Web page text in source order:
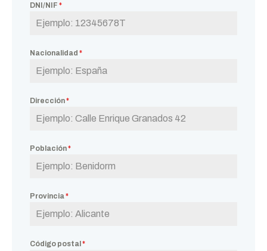
DNI/NIF *
Nacionalidad *
Dirección*
Población*
Provincia*
Código postal*